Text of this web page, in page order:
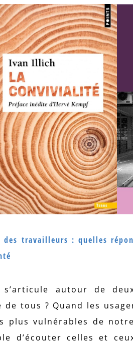
travailleurs : quelles
autour de
tous ? Quand les
plus vulnérables de
d’écouter celles et